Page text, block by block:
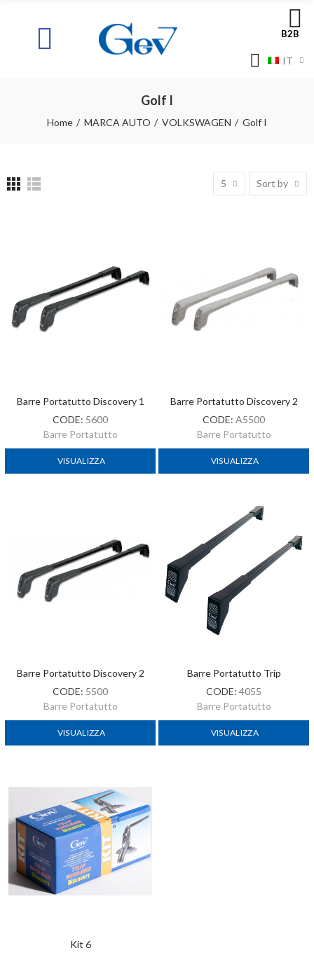
B2B
IT
Golf I
Home MARCA AUTO VOLKSWAGEN Golf I
5 Sort by
Barre Portatutto Discovery 1
CODE: 5600
Barre Portatutto
VISUALIZZA
Barre Portatutto Discovery 2
CODE: A5500
Barre Portatutto
VISUALIZZA
Barre Portatutto Discovery 2
CODE: 5500
Barre Portatutto
VISUALIZZA
Barre Portatutto Trip
CODE: 4055
Barre Portatutto
VISUALIZZA
Kit 6